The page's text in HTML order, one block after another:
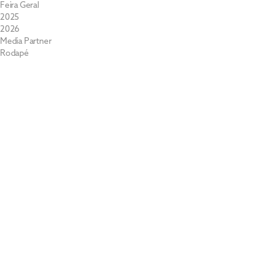
Feira Geral
2025
2026
Media Partner
Rodapé